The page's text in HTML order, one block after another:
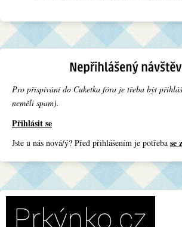
Pro přispívání do Cuketka fóra je třeba být
neměli spam).
Přihlásit se
Jste u nás nová/ý? Před přihlášením je potřeba se